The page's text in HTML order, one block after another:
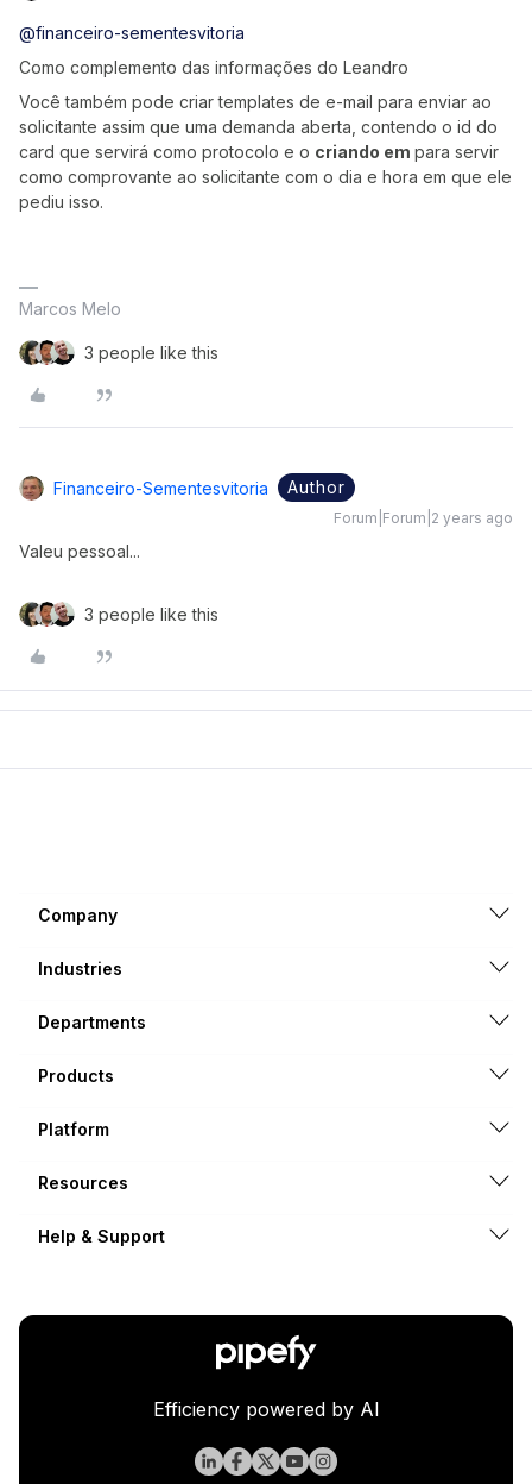
@financeiro-sementesvitoria
Como complemento das informações do Leandro
Você também pode criar templates de e-mail para enviar ao
solicitante assim que uma demanda aberta, contendo o id do
card que servirá como protocolo e o criando em para servir
como comprovante ao solicitante com o dia e hora em que ele
pediu isso.
Marcos Melo
3 people like this
Financeiro-Sementesvitoria Author
Forum|Forum|2 years ago
Valeu pessoal...
3 people like this
Company
Industries
Departments
Products
Platform
Resources
Help & Support
Efficiency powered by AI